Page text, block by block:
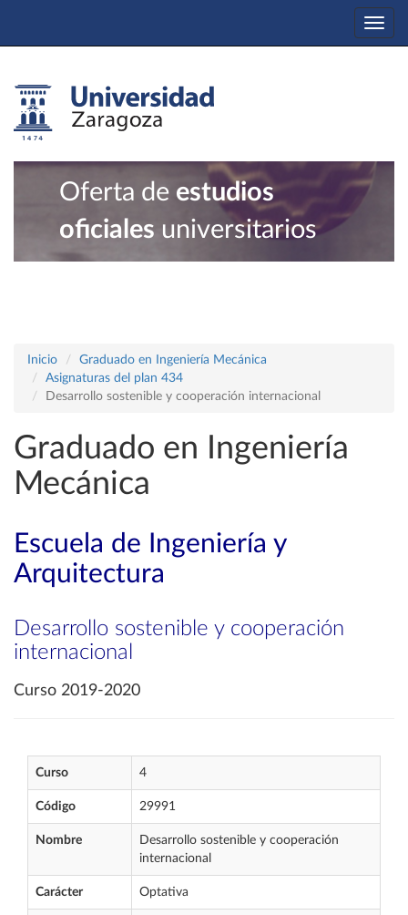
Oferta de estudios
oficiales universitarios
Inicio
Graduado en Ingeniería Mecánica
Asignaturas del plan 434
Desarrollo sostenible y cooperación internacional
Graduado en Ingeniería
Mecánica
Escuela de Ingeniería y
Arquitectura
Desarrollo sostenible y cooperación
internacional
Curso 2019-2020
Curso 4
Código 29991
Nombre
Desarrollo sostenible y cooperación
internacional
Carácter Optativa